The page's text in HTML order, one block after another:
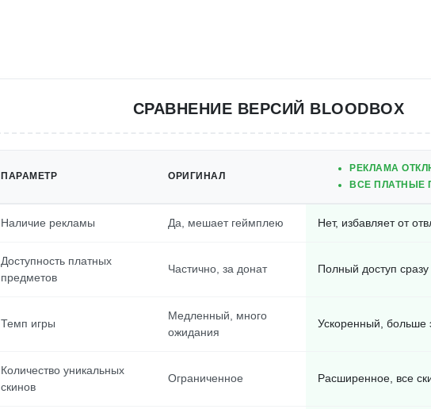
СРАВНЕНИЕ ВЕРСИЙ BLOODBOX
ПАРАМЕТР ОРИГИНАЛ
РЕКЛАМА
ВСЕ ПЛАТНЫЕ
Наличие рекламы Да, мешает геймплею Нет, избавляет от
Доступность платных
предметов
Частично, за донат Полный доступ сразу
Темп игры
Медленный, много
ожидания
Ускоренный, больше
Количество уникальных
скинов
Ограниченное Расширенное, все